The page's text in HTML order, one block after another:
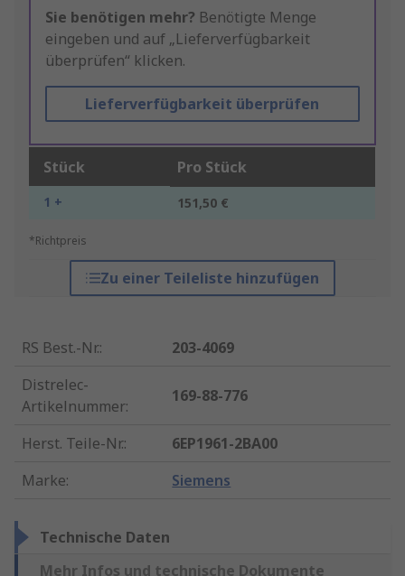
Sie benötigen mehr? Benötigte Menge
eingeben und auf „Lieferverfügbarkeit
überprüfen“ klicken.
Lieferverfügbarkeit überprüfen
Stück Pro Stück
1 + 151,50 €
*Richtpreis
Zu einer Teileliste hinzufügen
RS Best.-Nr.:
203-4069
Distrelec-
Artikelnummer:
169-88-776
Herst. Teile-Nr.:
6EP1961-2BA00
Marke: Siemens
Technische Daten
Mehr Infos und technische Dokumente